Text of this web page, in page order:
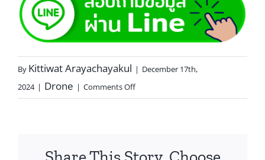
By Kittiwat Arayachayakul | December 17th,
2024 | Drone | Comments Off